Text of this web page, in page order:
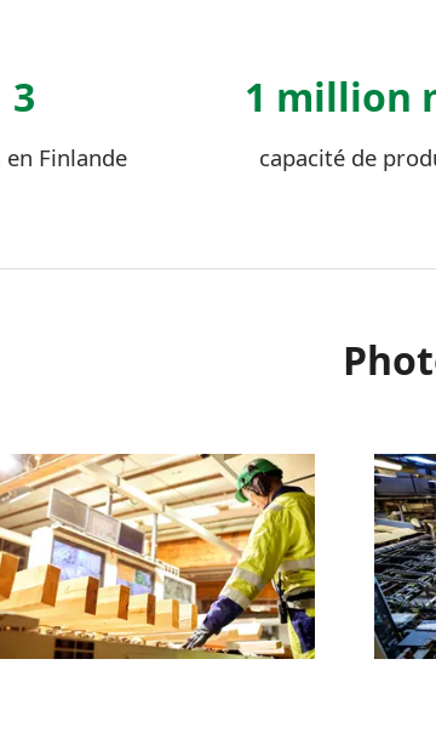
3
en Finlande
1 million
capacité de